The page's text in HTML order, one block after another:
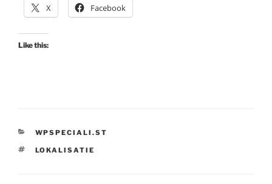
X Facebook
Like this:
CATEGORIES
WPSPECIALI.ST
TAGS
LOKALISATIE